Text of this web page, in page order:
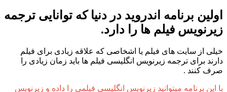
اولین برنامه اندروید در دنیا که توانایی ترجمه
زیرنویس فیلم ها را دارد.
خیلی از سایت های فیلم یا اشخاصی که علاقه زیادی برای فیلم
دارند برای ترجمه زیرنویس انگلیسی فیلم ها باید زمان زیادی را
صرف کنند .
با این برنامه میتوانید زیرنویس انگلیسی فیلمی را داده و زیرنویس